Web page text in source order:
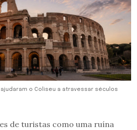
o Coliseu a atravessar séculos
de turistas como uma ruína